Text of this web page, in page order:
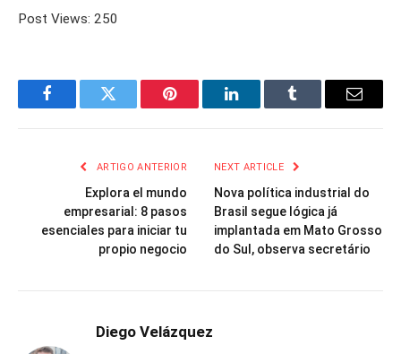
Post Views: 250
FacebookTwitter Pinterest LinkedInTumblr Email
ARTIGO ANTERIOR
Explora el mundo
empresarial: 8 pasos
esenciales para iniciar tu
propio negocio
NEXT ARTICLE
Nova política industrial do
Brasil segue lógica já
implantada em Mato Grosso
do Sul, observa secretário
Diego Velázquez